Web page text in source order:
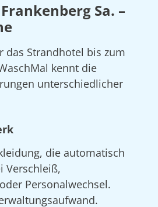
Sa. –
das Strandhotel bis zum
kennt die
unterschiedlicher
die automatisch
Verschleiß,
Personalwechsel.